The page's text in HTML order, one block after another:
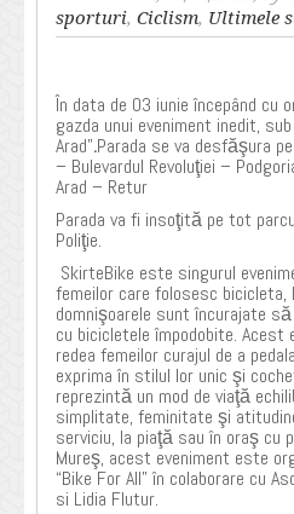
sporturi, Ciclism, Ultimele
În data de 03 iunie începând cu
gazda unui eveniment inedit,
Arad”.Parada se va desfăşura
– Bulevardul Revoluţiei –
Arad – Retur
Parada va fi insoţită pe tot
Poliţie.
SkirteBike este singurul
femeilor care folosesc bicicleta,
domnişoarele sunt încurajate
cu bicicletele împodobite.
redea femeilor curajul de a
exprima în stilul lor unic şi
reprezintă un mod de viaţă
simplitate, feminitate şi
serviciu, la piaţă sau în oraş cu
Mureş, acest eveniment este
“Bike For All” în colaborare cu
si Lidia Flutur.